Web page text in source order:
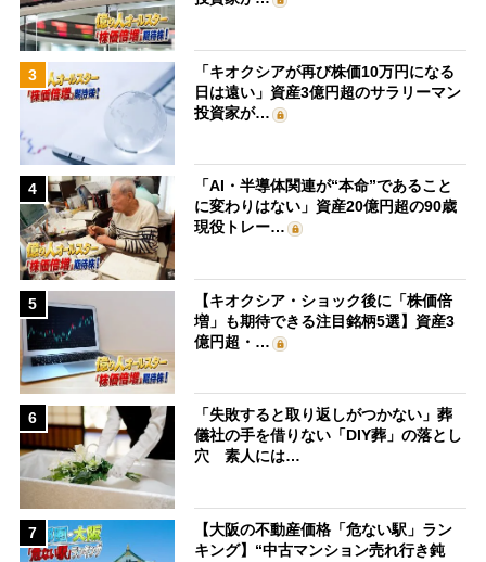
3
「キオクシアが再び株価10万円になる
日は遠い」資産3億円超のサラリーマン
投資家が…
4
「AI・半導体関連が“本命”であること
に変わりはない」資産20億円超の90歳
現役トレー…
5
【キオクシア・ショック後に「株価倍
増」も期待できる注目銘柄5選】資産3
億円超・…
6
「失敗すると取り返しがつかない」葬
儀社の手を借りない「DIY葬」の落とし
穴 素人には…
7
【大阪の不動産価格「危ない駅」ラン
キング】“中古マンション売れ行き鈍